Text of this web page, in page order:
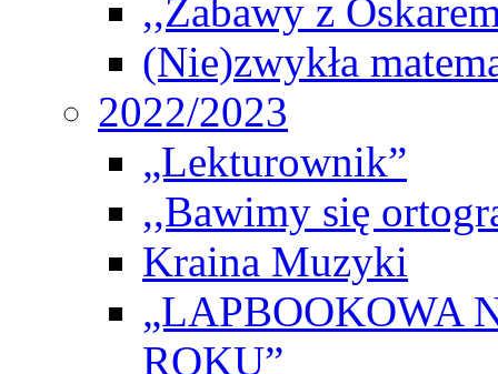
,,Zabawy z
(Nie)zwykła
2022/2023
„Lekturownik”
,,Bawimy się
Kraina Muzyki
„LAPBOOKOWA
ROKU”